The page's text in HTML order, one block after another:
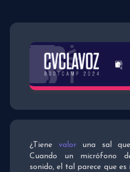
¿Tiene valoruna sal
Cuando un micrófono
sonido, el tal parece que